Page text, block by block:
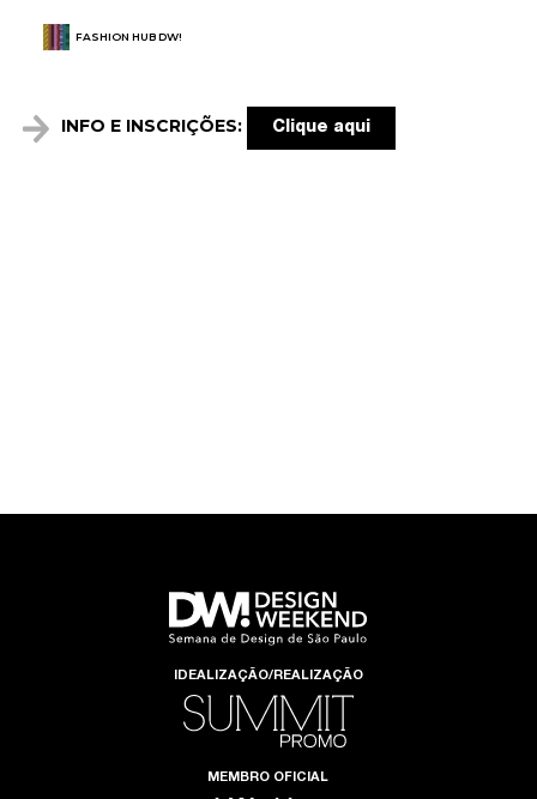
FASHION HUB DW!
INFO E INSCRIÇÕES: Clique aqui
IDEALIZAÇÃO/REALIZAÇÃO
MEMBRO OFICIAL